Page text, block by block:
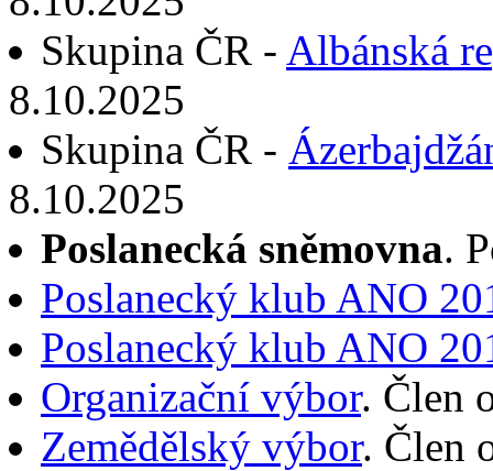
Skupina ČR - Albánská
8.10.2025
Skupina ČR -
8.10.2025
Poslanecká sněmovna.
Poslanecký klub ANO
Poslanecký klub ANO
Organizační výbor. Člen
Zemědělský výbor. Člen